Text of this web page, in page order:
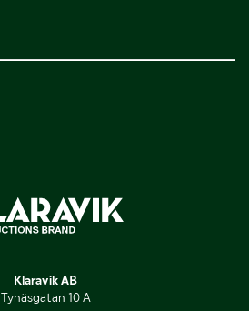
Klaravik AB
Tynäsgatan 10 A